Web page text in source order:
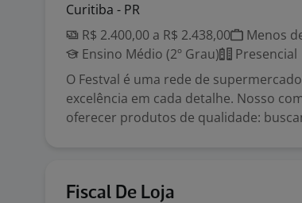
Curitiba - PR
R$ 2.400,00 a R$ 2.438,00
Menos
Ensino Médio (2º Grau)
Presencial
O Festval é uma rede de
excelência em cada detalhe. Nosso
oferecer produtos de qualidade:
Fiscal De Loja